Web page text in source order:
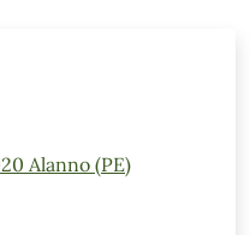
Alanno (PE)